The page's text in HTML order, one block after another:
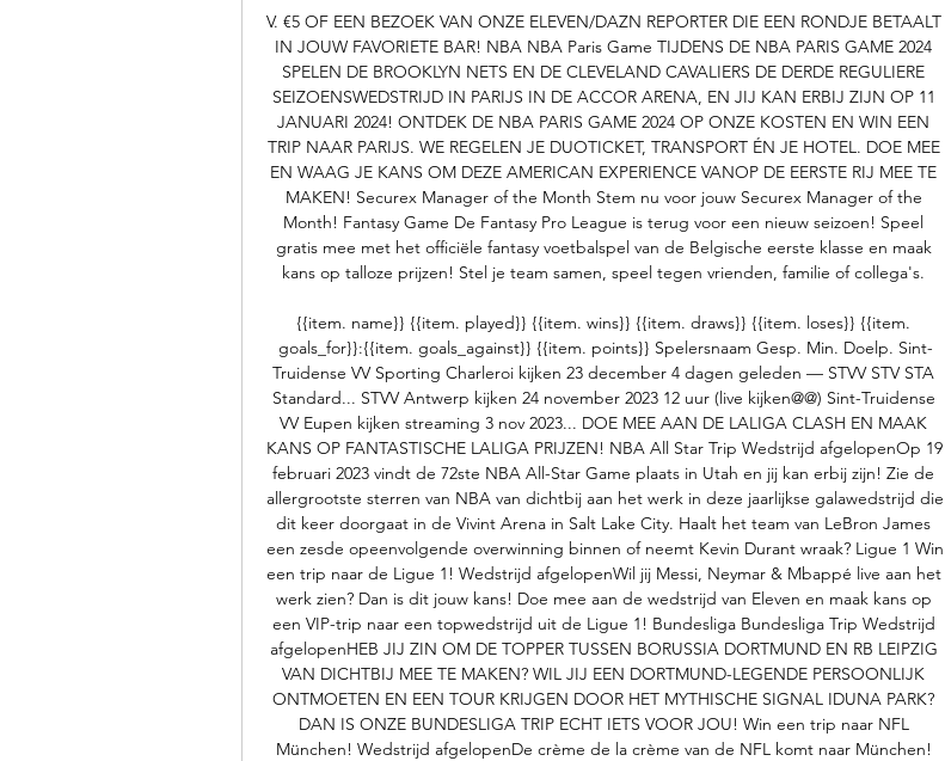
V. €5 OF EEN BEZOEK VAN ONZE ELEVEN/DAZN REPORTER DIE EEN RONDJE BETAALT
IN JOUW FAVORIETE BAR! NBA NBA Paris Game TIJDENS DE NBA PARIS GAME 2024
SPELEN DE BROOKLYN NETS EN DE CLEVELAND CAVALIERS DE DERDE REGULIERE
SEIZOENSWEDSTRIJD IN PARIJS IN DE ACCOR ARENA, EN JIJ KAN ERBIJ ZIJN OP 11
JANUARI 2024! ONTDEK DE NBA PARIS GAME 2024 OP ONZE KOSTEN EN WIN EEN
TRIP NAAR PARIJS. WE REGELEN JE DUOTICKET, TRANSPORT ÉN JE HOTEL. DOE MEE
EN WAAG JE KANS OM DEZE AMERICAN EXPERIENCE VANOP DE EERSTE RIJ MEE TE
MAKEN! Securex Manager of the Month Stem nu voor jouw Securex Manager of the
Month! Fantasy Game De Fantasy Pro League is terug voor een nieuw seizoen! Speel
gratis mee met het officiële fantasy voetbalspel van de Belgische eerste klasse en maak
kans op talloze prijzen! Stel je team samen, speel tegen vrienden, familie of collega's.
{{item. name}} {{item. played}} {{item. wins}} {{item. draws}} {{item. loses}} {{item.
goals_for}}:{{item. goals_against}} {{item. points}} Spelersnaam Gesp. Min. Doelp. Sint-
Truidense VV Sporting Charleroi kijken 23 december 4 dagen geleden — STVV STV STA
Standard... STVV Antwerp kijken 24 november 2023 12 uur (live kijken@@) Sint-Truidense
VV Eupen kijken streaming 3 nov 2023... DOE MEE AAN DE LALIGA CLASH EN MAAK
KANS OP FANTASTISCHE LALIGA PRIJZEN! NBA All Star Trip Wedstrijd afgelopenOp 19
februari 2023 vindt de 72ste NBA All-Star Game plaats in Utah en jij kan erbij zijn! Zie de
allergrootste sterren van NBA van dichtbij aan het werk in deze jaarlijkse galawedstrijd die
dit keer doorgaat in de Vivint Arena in Salt Lake City. Haalt het team van LeBron James
een zesde opeenvolgende overwinning binnen of neemt Kevin Durant wraak? Ligue 1 Win
een trip naar de Ligue 1! Wedstrijd afgelopenWil jij Messi, Neymar & Mbappé live aan het
werk zien? Dan is dit jouw kans! Doe mee aan de wedstrijd van Eleven en maak kans op
een VIP-trip naar een topwedstrijd uit de Ligue 1! Bundesliga Bundesliga Trip Wedstrijd
afgelopenHEB JIJ ZIN OM DE TOPPER TUSSEN BORUSSIA DORTMUND EN RB LEIPZIG
VAN DICHTBIJ MEE TE MAKEN? WIL JIJ EEN DORTMUND-LEGENDE PERSOONLIJK
ONTMOETEN EN EEN TOUR KRIJGEN DOOR HET MYTHISCHE SIGNAL IDUNA PARK?
DAN IS ONZE BUNDESLIGA TRIP ECHT IETS VOOR JOU! Win een trip naar NFL
München! Wedstrijd afgelopenDe crème de la crème van de NFL komt naar München!